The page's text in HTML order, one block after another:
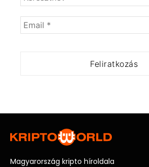
Magyarország kripto híroldala